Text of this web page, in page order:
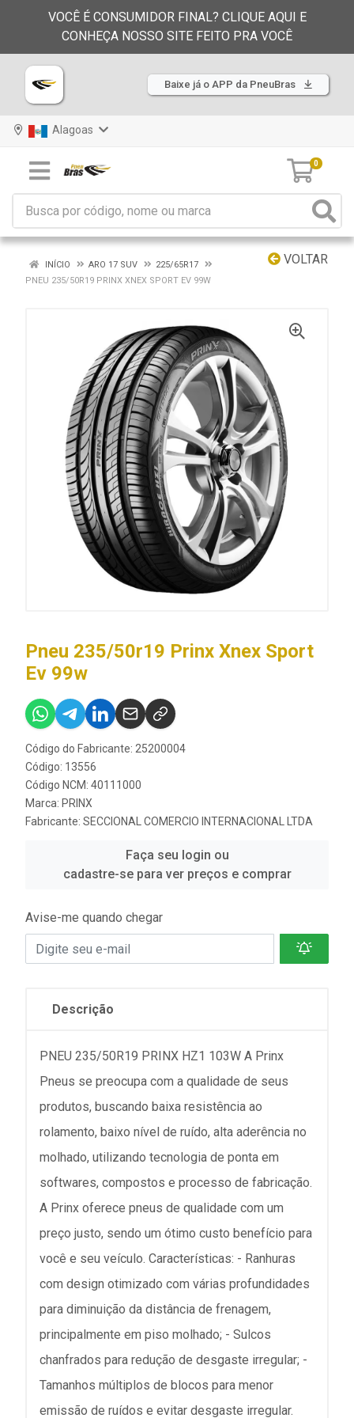
VOCÊ É CONSUMIDOR FINAL? CLIQUE AQUI E
CONHEÇA NOSSO SITE FEITO PRA VOCÊ
Baixe já o APP da PneuBras
Alagoas
0
VOLTAR
INÍCIO ARO 17 SUV
225/65R17
PNEU 235/50R19 PRINX XNEX SPORT EV 99W
Pneu 235/50r19 Prinx Xnex Sport
Ev 99w
Código do Fabricante: 25200004
Código: 13556
Código NCM: 40111000
Marca: PRINX
Fabricante: SECCIONAL COMERCIO INTERNACIONAL LTDA
Faça seu login ou
cadastre-se para ver preços e comprar
Avise-me quando chegar
Descrição
PNEU 235/50R19 PRINX HZ1 103W A Prinx
Pneus se preocupa com a qualidade de seus
produtos, buscando baixa resistência ao
rolamento, baixo nível de ruído, alta aderência no
molhado, utilizando tecnologia de ponta em
softwares, compostos e processo de fabricação.
A Prinx oferece pneus de qualidade com um
preço justo, sendo um ótimo custo benefício para
você e seu veículo. Características: - Ranhuras
com design otimizado com várias profundidades
para diminuição da distância de frenagem,
principalmente em piso molhado; - Sulcos
chanfrados para redução de desgaste irregular; -
Tamanhos múltiplos de blocos para menor
emissão de ruídos e evitar desgaste irregular.